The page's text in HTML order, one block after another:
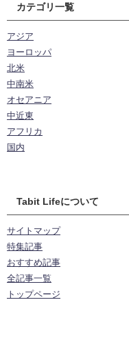
カテゴリ一覧
アジア
ヨーロッパ
北米
中南米
オセアニア
中近東
アフリカ
国内
Tabit Lifeについて
サイトマップ
特集記事
おすすめ記事
全記事一覧
トップページ